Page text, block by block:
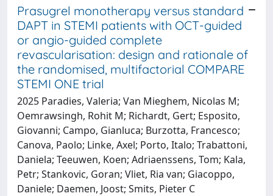
Prasugrel monotherapy versus standard
DAPT in STEMI patients with OCT-guided
or angio-guided complete
revascularisation: design and rationale of
the randomised, multifactorial COMPARE
STEMI ONE trial
2025 Paradies, Valeria; Van Mieghem, Nicolas M;
Oemrawsingh, Rohit M; Richardt, Gert; Esposito,
Giovanni; Campo, Gianluca; Burzotta, Francesco;
Canova, Paolo; Linke, Axel; Porto, Italo; Trabattoni,
Daniela; Teeuwen, Koen; Adriaenssens, Tom; Kala,
Petr; Stankovic, Goran; Vliet, Ria van; Giacoppo,
Daniele; Daemen, Joost; Smits, Pieter C